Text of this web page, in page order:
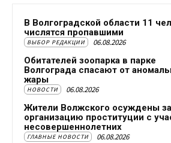
В Волгоградской области 11
числятся пропавшими
ВЫБОР РЕДАКЦИИ 06.08.2026
Обитателей зоопарка в парке
Волгограда спасают от
жары
НОВОСТИ 06.08.2026
Жители Волжского осуждены за
организацию проституции с
несовершеннолетних
ГЛАВНЫЕ НОВОСТИ 06.08.2026